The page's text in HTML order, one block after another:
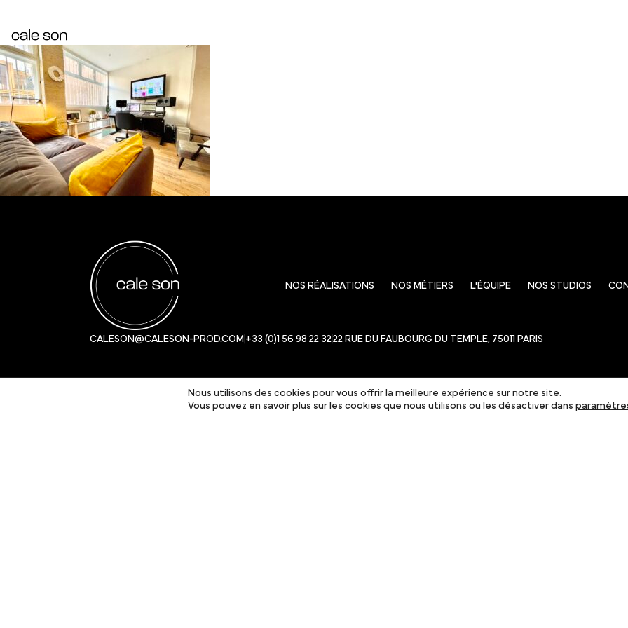
NOS RÉALISATIONS NOS MÉTIERS L'ÉQUIPE NOS STUDIOS
CALESON@CALESON-PROD.COM +33 (0)1 56 98 22 3222 RUE DU FAUBOURG DU TEMPLE, 75011 PARIS
© 2024 Cale Son Productions
Nous utilisons des cookies pour vous offrir la meilleure expérience sur notre site.
Vous pouvez en savoir plus sur les cookies que nous utilisons ou les désactiver dans